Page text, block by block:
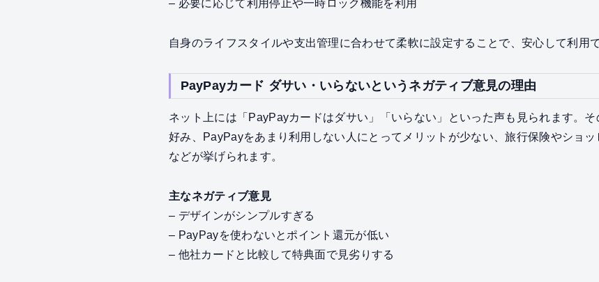
– 必要に応じて利用停止や一時ロック機能を利用
自身のライフスタイルや支出管理に合わせて柔軟に設定することで、安心して利用で
PayPayカード ダサい・いらないというネガティブ意見の理由
ネット上には「PayPayカードはダサい」「いらない」といった声も見られます。
好み、PayPayをあまり利用しない人にとってメリットが少ない、旅行保険やショ
などが挙げられます。
主なネガティブ意見
– デザインがシンプルすぎる
– PayPayを使わないとポイント還元が低い
– 他社カードと比較して特典面で見劣りする